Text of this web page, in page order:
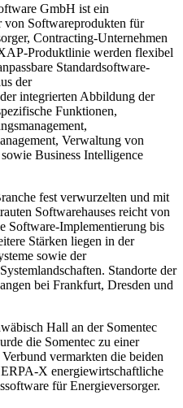
GmbH ist ein
von Softwareprodukten für
Contracting-Unternehmen
Produktlinie werden flexibel
Standardsoftware-
der
integrierten Abbildung der
Funktionen,
Verwaltung von
Business Intelligence
fest verwurzelten und mit
Softwarehauses reicht von
Software-Implementierung bis
Stärken liegen in der
sowie der
Standorte der
bei Frankfurt, Dresden und
Hall an der Somentec
die Somentec zu einer
vermarkten die beiden
X energiewirtschaftliche
für Energieversorger.